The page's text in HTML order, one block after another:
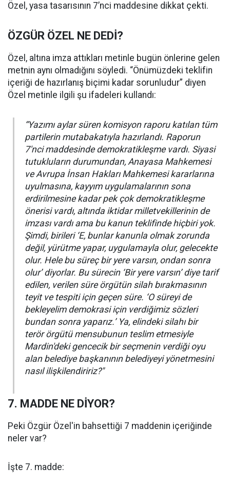
Özel, yasa tasarısının 7’nci maddesine dikkat çekti.
ÖZGÜR ÖZEL NE DEDİ?
Özel, altına imza attıkları metinle bugün önlerine gelen
metnin aynı olmadığını söyledi. “Önümüzdeki teklifin
içeriği de hazırlanış biçimi kadar sorunludur” diyen
Özel metinle ilgili şu ifadeleri kullandı:
“Yazımı aylar süren komisyon raporu katılan tüm
partilerin mutabakatıyla hazırlandı. Raporun
7'nci maddesinde demokratikleşme vardı. Siyasi
tutukluların durumundan, Anayasa Mahkemesi
ve Avrupa İnsan Hakları Mahkemesi kararlarına
uyulmasına, kayyım uygulamalarının sona
erdirilmesine kadar pek çok demokratikleşme
önerisi vardı, altında iktidar milletvekillerinin de
imzası vardı ama bu kanun teklifinde hiçbiri yok.
Şimdi, birileri ‘E, bunlar kanunla olmak zorunda
değil, yürütme yapar, uygulamayla olur, gelecekte
olur. Hele bu süreç bir yere varsın, ondan sonra
olur’ diyorlar. Bu sürecin ‘Bir yere varsın’ diye tarif
edilen, verilen süre örgütün silah bırakmasının
teyit ve tespiti için geçen süre. ‘O süreyi de
bekleyelim demokrasi için verdiğimiz sözleri
bundan sonra yaparız.’ Ya, elindeki silahı bir
terör örgütü mensubunun teslim etmesiyle
Mardin'deki gencecik bir seçmenin verdiği oyu
alan belediye başkanının belediyeyi yönetmesini
nasıl ilişkilendiririz?"
7. MADDE NE DİYOR?
Peki Özgür Özel'in bahsettiği 7 maddenin içeriğinde
neler var?
İşte 7. madde: